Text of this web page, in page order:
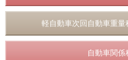
軽自動車次回自動車重量
自動車関係